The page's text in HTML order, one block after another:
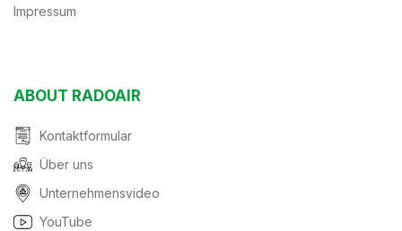
Impressum
ABOUT RADOAIR
Kontaktformular
Über uns
Unternehmensvideo
YouTube